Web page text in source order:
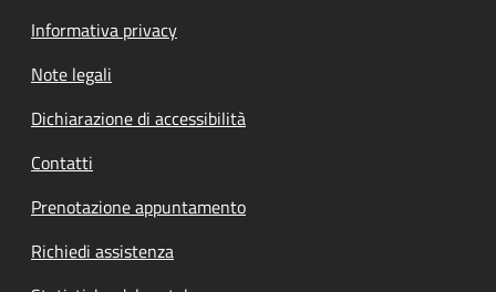
Informativa privacy
Note legali
Dichiarazione di accessibilità
Contatti
Prenotazione appuntamento
Richiedi assistenza